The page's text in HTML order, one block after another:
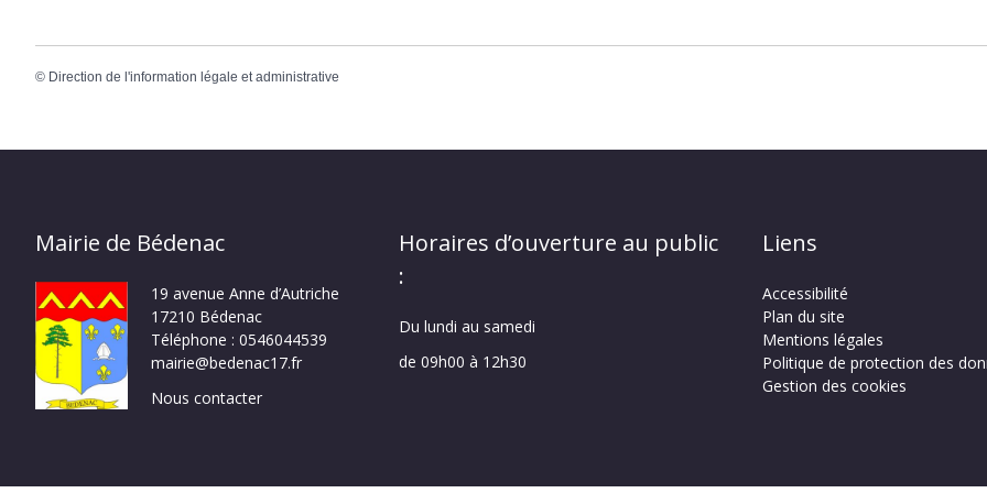
© Direction de l'information légale et administrative
Mairie de Bédenac
19 avenue Anne d’Autriche
17210 Bédenac
Téléphone : 0546044539
mairie@bedenac17.fr
Nous contacter
Horaires d’ouverture au public
:
Du lundi au samedi
de 09h00 à 12h30
Liens
Accessibilité
Plan du site
Mentions légales
Politique de protection des
Gestion des cookies